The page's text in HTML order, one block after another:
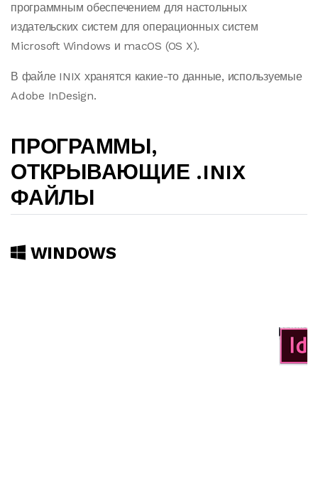
программным обеспечением для настольных
издательских систем для операционных систем
Microsoft Windows и macOS (OS X).
В файле INIX хранятся какие-то данные, используемые
Adobe InDesign.
ПРОГРАММЫ,
ОТКРЫВАЮЩИЕ .INIX
ФАЙЛЫ
WINDOWS